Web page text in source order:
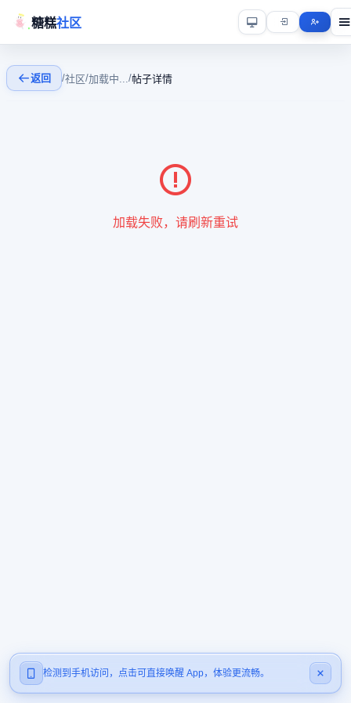
糖糕社区
检测到手机访问，点击可直接唤醒 App，体验更流畅。
返回 /社区/加载中.../帖子详情
加载失败，请刷新重试